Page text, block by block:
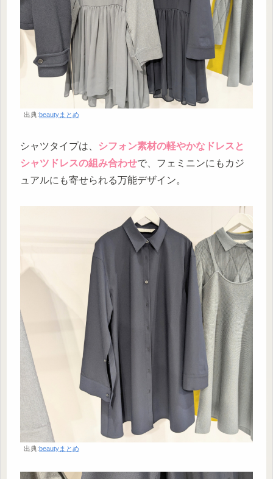
出典:beautyまとめ
シャツタイプは、
シフォン素材の軽やかなドレスと
シャツドレスの組み合わせで、フェミニンにもカジ
ュアルにも寄せられる万能デザイン。
出典:beautyまとめ